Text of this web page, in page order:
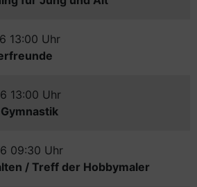
13:00 Uhr
13:00 Uhr
09:30 Uhr
/ Treff der Hobbymaler